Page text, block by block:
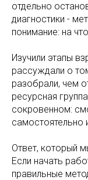
отдельно
диагностики -
понимание: на
Изучили этапы
рассуждали о
разобрали, чем
ресурсная
сокровенном:
самостоятельно
Ответ, который
Если начать
правильные